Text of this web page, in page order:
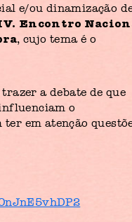
e/ou dinamização
Encontro
, cujo tema é o
a debate de que
o
em atenção